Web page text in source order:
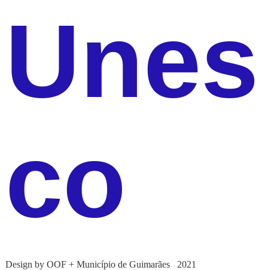
Unes
co
Design by OOF+ Município de Guimarães2021